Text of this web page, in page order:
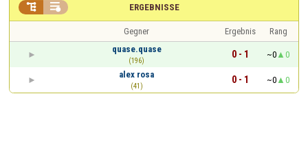
ERGEBNISSE
 
Gegner Ergebnis
Rang
quase.quase
(196)
0 - 1 ~0
0
alex rosa
(41)
0 - 1 ~0 0